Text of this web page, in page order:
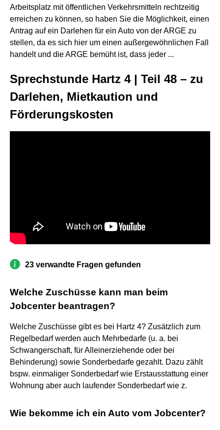
Arbeitsplatz mit öffentlichen Verkehrsmitteln rechtzeitig
erreichen zu können, so haben Sie die Möglichkeit, einen
Antrag auf ein Darlehen für ein Auto von der ARGE zu
stellen, da es sich hier um einen außergewöhnlichen Fall
handelt und die ARGE bemüht ist, dass jeder ...
Sprechstunde Hartz 4 | Teil 48 – zu
Darlehen, Mietkaution und
Förderungskosten
23 verwandte Fragen gefunden
Welche Zuschüsse kann man beim
Jobcenter beantragen?
Welche Zuschüsse gibt es bei Hartz 4? Zusätzlich zum
Regelbedarf werden auch Mehrbedarfe (u. a. bei
Schwangerschaft, für Alleinerziehende oder bei
Behinderung) sowie Sonderbedarfe gezahlt. Dazu zählt
bspw. einmaliger Sonderbedarf wie Erstausstattung einer
Wohnung aber auch laufender Sonderbedarf wie z.
Wie bekomme ich ein Auto vom Jobcenter?